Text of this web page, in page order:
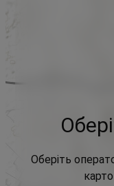
Оберіть